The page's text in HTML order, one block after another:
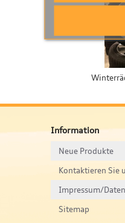
Information
Neue Produkte
Kontaktieren Sie
Impressum/
Sitemap